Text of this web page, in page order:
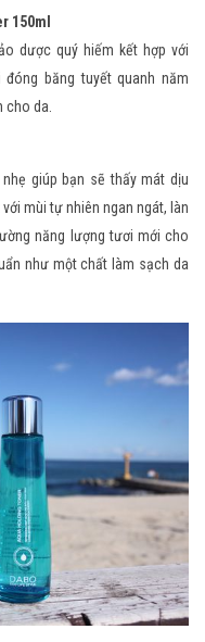
150ml
dược quý hiếm kết hợp với
đóng băng tuyết quanh năm
cho da.
giúp bạn sẽ thấy mát dịu
mùi tự nhiên ngan ngát, làn
năng lượng tươi mới cho
như một chất làm sạch da